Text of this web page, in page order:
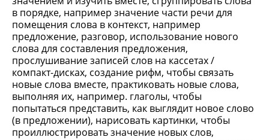
в порядке, например значение части речи для
помещения слова в контекст, например
предложение, разговор, использование нового
слова для составления предложения,
прослушивание записей слов на кассетах /
компакт-дисках, создание рифм, чтобы связать
новые слова вместе, практиковать новые слова,
выполняя их, например. глаголы, чтобы
попытаться представить, как выглядит новое слово
(в предложении), нарисовать картинки, чтобы
проиллюстрировать значение новых слов,